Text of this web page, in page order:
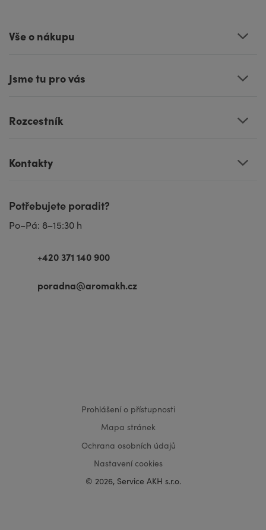
Vše o nákupu
Jsme tu pro vás
Rozcestník
Kontakty
Potřebujete poradit?
Po–Pá: 8–15:30 h
+420 371 140 900
poradna@aromakh.cz
Prohlášení o přístupnosti
Mapa stránek
Ochrana osobních údajů
Nastavení cookies
© 2026, Service AKH s.r.o.